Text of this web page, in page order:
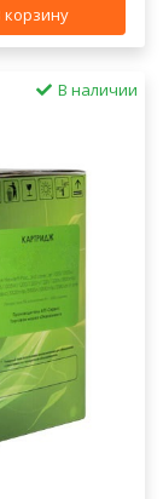
корзину
В наличии